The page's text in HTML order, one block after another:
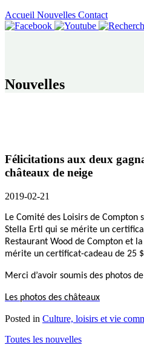
Accueil Nouvelles Contact
Nouvelles
Félicitations aux deux
châteaux de neige
2019-02-21
Le Comité des Loisirs de
Stella Ertl qui se mérite un
Restaurant Wood de Compton et
mérite un certificat-cadeau de 25
Merci d’avoir soumis des photos
Les photos des châteaux
Posted in Culture, loisirs et vie
Toutes les nouvelles